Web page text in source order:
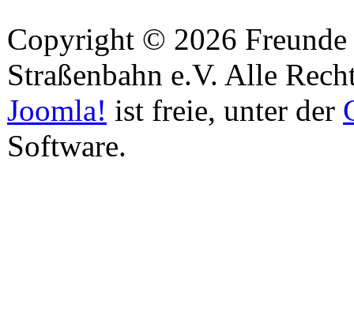
Copyright © 2026
Straßenbahn e.V. Alle
Joomla! ist freie, unter der
Software.